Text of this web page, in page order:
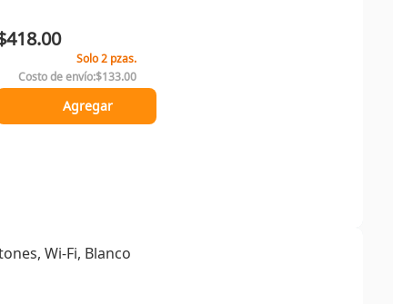
Costo de envío:$133.00
Solo 2 pzas.
Agregar
Wi-Fi, Blanco